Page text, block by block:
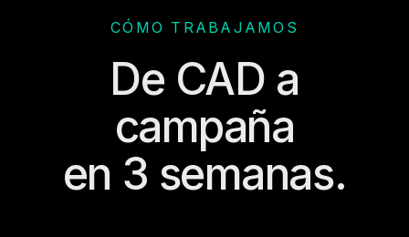
CÓMO TRABAJAMOS
De CAD a
campaña
en 3 semanas.